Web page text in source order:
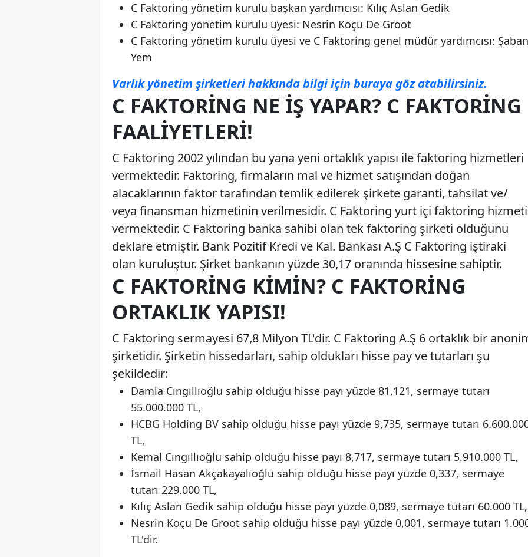
C Faktoring yönetim kurulu başkan yardımcısı: Kılıç Aslan Gedik
C Faktoring yönetim kurulu üyesi: Nesrin Koçu De Groot
C Faktoring yönetim kurulu üyesi ve C Faktoring genel müdür yardımcısı: Şaban
Yem
Varlık yönetim şirketleri hakkında bilgi için buraya göz atabilirsiniz.
C FAKTORING NE İŞ YAPAR? C FAKTORING
FAALIYETLERI!
C Faktoring 2002 yılından bu yana yeni ortaklık yapısı ile faktoring hizmetleri
vermektedir. Faktoring, firmaların mal ve hizmet satışından doğan
alacaklarının faktor tarafından temlik edilerek şirkete garanti, tahsilat ve/
veya finansman hizmetinin verilmesidir. C Faktoring yurt içi faktoring hizmeti
vermektedir. C Faktoring banka sahibi olan tek faktoring şirketi olduğunu
deklare etmiştir. Bank Pozitif Kredi ve Kal. Bankası A.Ş C Faktoring iştiraki
olan kuruluştur. Şirket bankanın yüzde 30,17 oranında hissesine sahiptir.
C FAKTORING KIMIN? C FAKTORING
ORTAKLIK YAPISI!
C Faktoring sermayesi 67,8 Milyon TL'dir. C Faktoring A.Ş 6 ortaklık bir
şirketidir. Şirketin hissedarları, sahip oldukları hisse pay ve tutarları şu
şekildedir:
Damla Cıngıllıoğlu sahip olduğu hisse payı yüzde 81,121, sermaye tutarı
55.000.000 TL,
HCBG Holding BV sahip olduğu hisse payı yüzde 9,735, sermaye tutarı
TL,
Kemal Cıngıllıoğlu sahip olduğu hisse payı 8,717, sermaye tutarı 5.910.000 TL,
İsmail Hasan Akçakayalıoğlu sahip olduğu hisse payı yüzde 0,337, sermaye
tutarı 229.000 TL,
Kılıç Aslan Gedik sahip olduğu hisse payı yüzde 0,089, sermaye tutarı 60.000 TL,
Nesrin Koçu De Groot sahip olduğu hisse payı yüzde 0,001, sermaye tutarı
TL'dir.